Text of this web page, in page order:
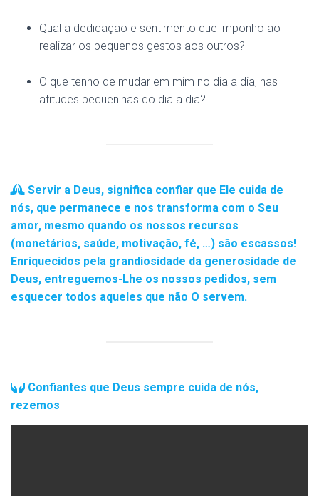
Qual a dedicação e sentimento que imponho ao
realizar os pequenos gestos aos outros?
O que tenho de mudar em mim no dia a dia, nas
atitudes pequeninas do dia a dia?
Servir a Deus, significa confiar que Ele cuida de
nós, que permanece e nos transforma com o Seu
amor, mesmo quando os nossos recursos
(monetários, saúde, motivação, fé, …) são escassos!
Enriquecidos pela grandiosidade da generosidade de
Deus, entreguemos-Lhe os nossos pedidos, sem
esquecer todos aqueles que não O servem.
Confiantes que Deus sempre cuida de nós,
rezemos